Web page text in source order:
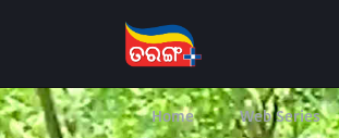
Home Web Series